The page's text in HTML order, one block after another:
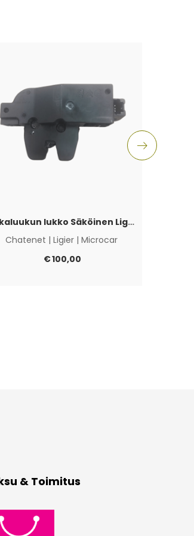
Takaluukun lukko Säköinen Ligier Js50/Ch26
Chatenet | Ligier | Microcar
€100,00
& Toimitus